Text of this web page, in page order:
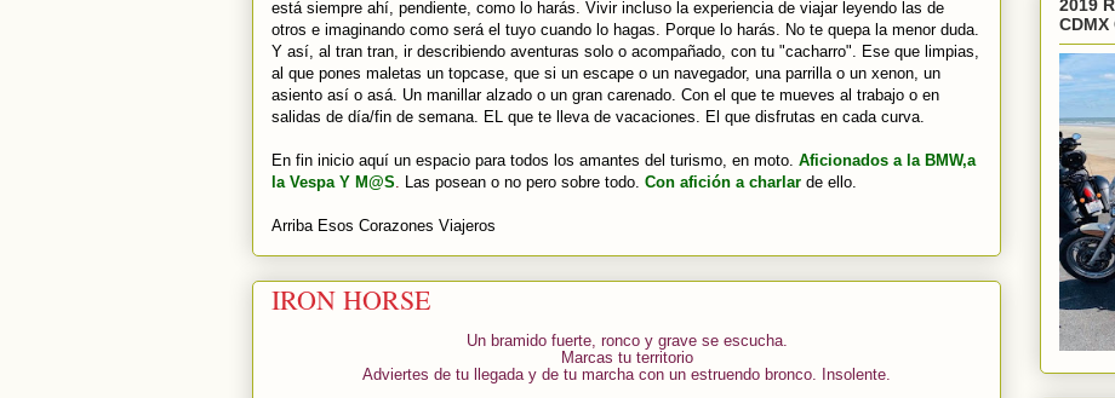
está siempre ahí, pendiente, como lo harás. Vivir incluso la experiencia de viajar leyendo las de
otros e imaginando como será el tuyo cuando lo hagas. Porque lo harás. No te quepa la menor duda.
Y así, al tran tran, ir describiendo aventuras solo o acompañado, con tu "cacharro". Ese que limpias,
al que pones maletas un topcase, que si un escape o un navegador, una parrilla o un xenon, un
asiento así o asá. Un manillar alzado o un gran carenado. Con el que te mueves al trabajo o en
salidas de día/fin de semana. EL que te lleva de vacaciones. El que disfrutas en cada curva.
En fin inicio aquí un espacio para todos los amantes del turismo, en moto. Aficionados a la BMW,a
la Vespa Y M@S. Las posean o no pero sobre todo. Con afición a charlar de ello.
Arriba Esos Corazones Viajeros
IRON HORSE
Un bramido fuerte, ronco y grave se escucha.
Marcas tu territorio
Adviertes de tu llegada y de tu marcha con un estruendo bronco. Insolente.
2019
CDMX